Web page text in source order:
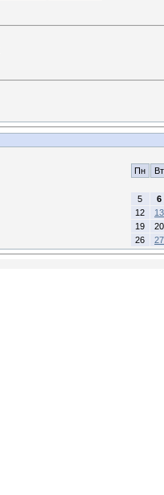
Пн Вт
5
6
12
13
19
20
26
27